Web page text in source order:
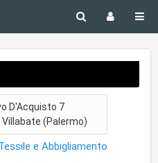
D'Acquisto 7
Villabate (Palermo)
e Abbigliamento